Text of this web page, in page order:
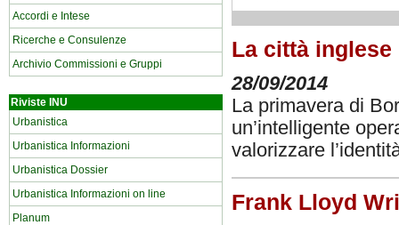
Accordi e Intese
Ricerche e Consulenze
Archivio Commissioni e Gruppi
Riviste INU
Urbanistica
Urbanistica Informazioni
Urbanistica Dossier
Urbanistica Informazioni on line
Planum
La città
28/09/2014
La primavera di
un’intelligente
valorizzare
Frank Lloyd